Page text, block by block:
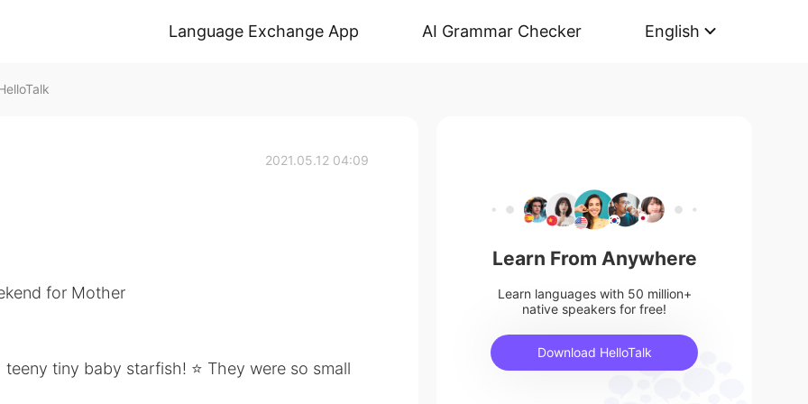
Language Exchange App AI Grammar Checker English
2021.05.12 04:09
for Mother
tiny baby starfish! ⭐ They were so small
Learn From Anywhere
Learn languages with 50 million+
native speakers for free!
Download HelloTalk